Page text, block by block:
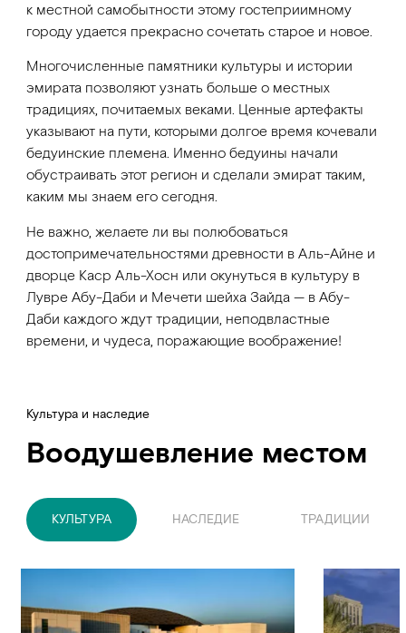
к местной самобытности этому гостеприимному
городу удается прекрасно сочетать старое и новое.
Многочисленные памятники культуры и истории
эмирата позволяют узнать больше о местных
традициях, почитаемых веками. Ценные артефакты
указывают на пути, которыми долгое время кочевали
бедуинские племена. Именно бедуины начали
обустраивать этот регион и сделали эмират таким,
каким мы знаем его сегодня.
Не важно, желаете ли вы полюбоваться
достопримечательностями древности в Аль-Айне и
дворце Каср Аль-Хосн или окунуться в культуру в
Лувре Абу-Даби и Мечети шейха Зайда — в Абу-
Даби каждого ждут традиции, неподвластные
времени, и чудеса, поражающие воображение!
Культура и наследие
Воодушевление местом
КУЛЬТУРА НАСЛЕДИЕ ТРАДИЦИИ